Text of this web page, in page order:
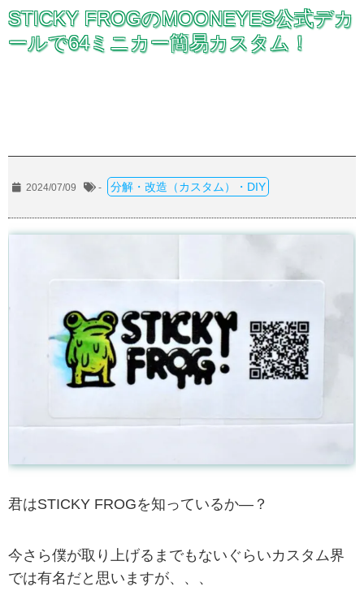
STICKY FROGのMOONEYES公式デカ
ールで64ミニカー簡易カスタム！
2024/07/09 - 分解・改造（カスタム）・DIY
君はSTICKY FROGを知っているか—？
今さら僕が取り上げるまでもないぐらいカスタム界
では有名だと思いますが、、、